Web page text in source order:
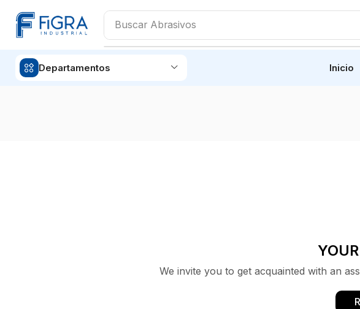
Buscar Abrasivos
Departamentos Inicio
We invite you to get acquainted with an